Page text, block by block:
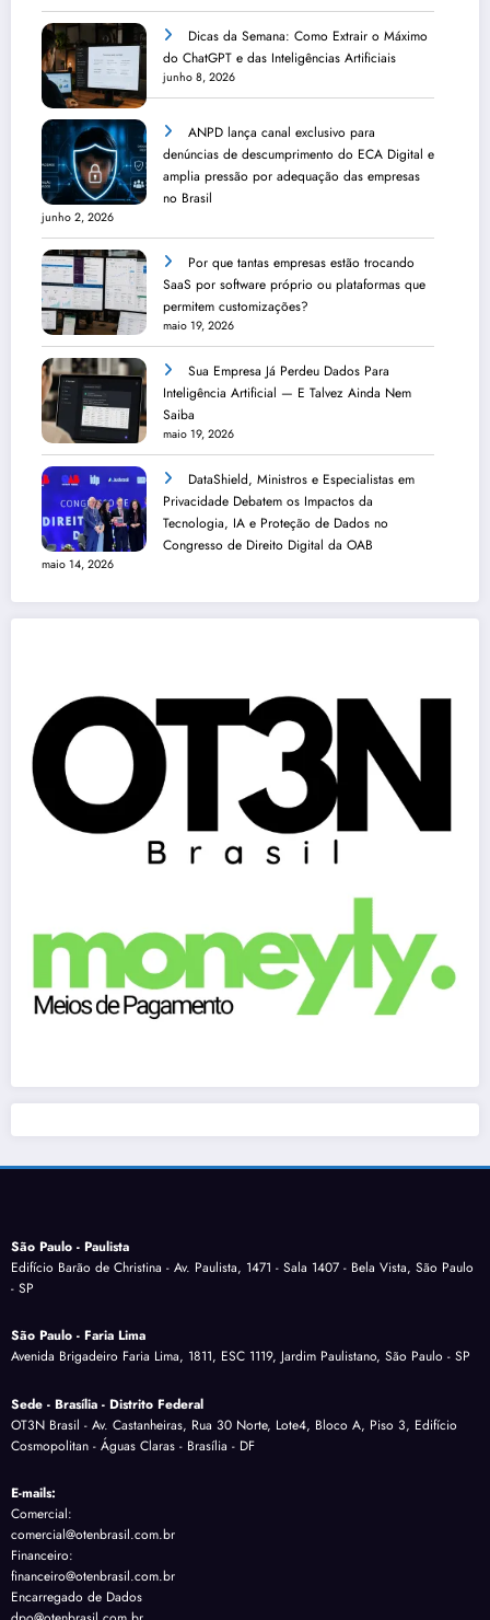
Dicas da Semana: Como Extrair o Máximo
do ChatGPT e das Inteligências Artificiais
junho 8, 2026
ANPD lança canal exclusivo para
denúncias de descumprimento do ECA Digital e
amplia pressão por adequação das empresas
no Brasil
junho 2, 2026
Por que tantas empresas estão trocando
SaaS por software próprio ou plataformas que
permitem customizações?
maio 19, 2026
Sua Empresa Já Perdeu Dados Para
Inteligência Artificial — E Talvez Ainda Nem
Saiba
maio 19, 2026
DataShield, Ministros e Especialistas em
Privacidade Debatem os Impactos da
Tecnologia, IA e Proteção de Dados no
Congresso de Direito Digital da OAB
maio 14, 2026
São Paulo - Paulista
Edifício Barão de Christina - Av. Paulista, 1471 - Sala 1407 - Bela Vista, São Paulo
- SP
São Paulo - Faria Lima
Avenida Brigadeiro Faria Lima, 1811, ESC 1119, Jardim Paulistano, São Paulo - SP
Sede - Brasília - Distrito Federal
OT3N Brasil - Av. Castanheiras, Rua 30 Norte, Lote4, Bloco A, Piso 3, Edifício
Cosmopolitan - Águas Claras - Brasília - DF
E-mails:
Comercial:
comercial@otenbrasil.com.br
Financeiro:
financeiro@otenbrasil.com.br
Encarregado de Dados